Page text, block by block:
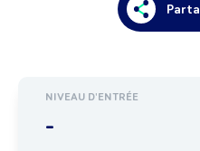
NIVEAU D'ENTRÉE
-